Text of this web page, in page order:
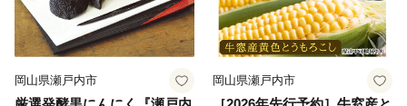
岡山県瀬戸内市 岡山県瀬戸内市